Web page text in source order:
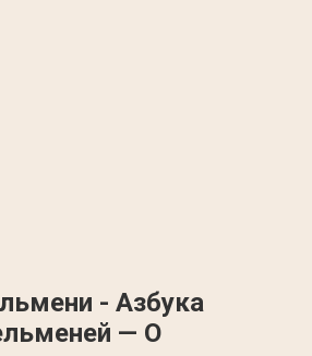
- Азбука
— О